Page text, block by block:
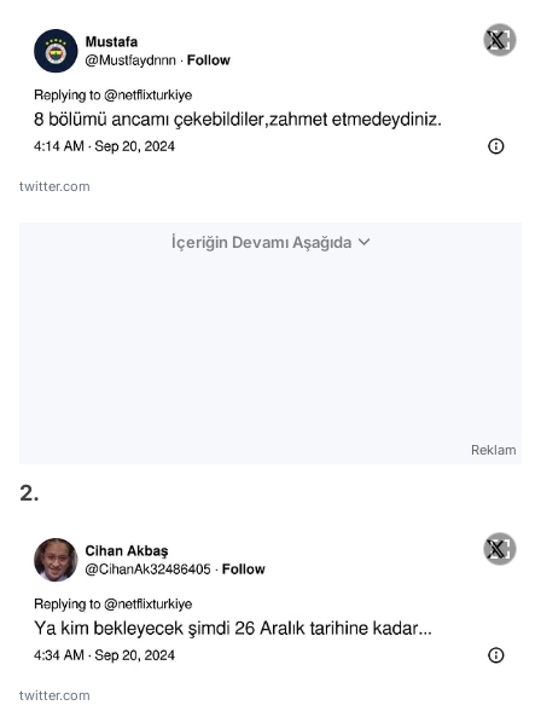
twitter.com
İçeriğin Devamı Aşağıda
Reklam
2.
twitter.com